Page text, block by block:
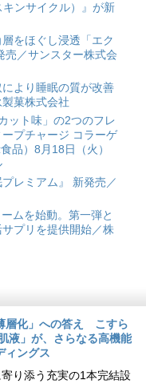
ンサイクル）』が新
をほぐし浸透「エク
売／サンスター株式会
より睡眠の質が改善
菓株式会社
ット味」の2つのフレ
プチャージ コラーゲ
品）8月18日（火）
レミアム』 新発売／
ムを始動。第一弾と
プリを提供開始／株
層化」への答え こすら
液」が、さらなる高機能
ィングス
り添う充実の1本完結設